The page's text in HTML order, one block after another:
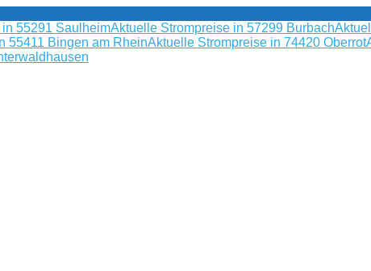
55291 SaulheimAktuelle Strompreise in 57299 Burbach
55411 Bingen am RheinAktuelle Strompreise in 74420 Oberrot